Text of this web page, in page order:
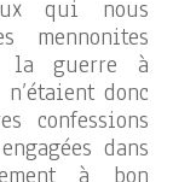
qui nous
la guerre à
donc
confessions
dans